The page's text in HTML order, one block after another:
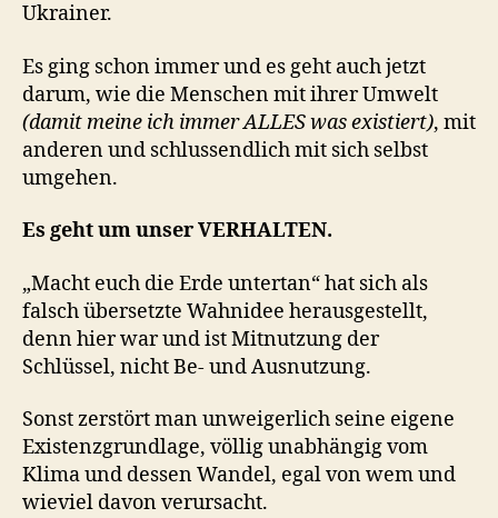
Ukrainer.
Es ging schon immer und es geht auch jetzt
darum, wie die Menschen mit ihrer Umwelt
(damit meine ich immer ALLES was existiert), mit
anderen und schlussendlich mit sich selbst
umgehen.
Es geht um unser VERHALTEN.
„Macht euch die Erde untertan“ hat sich als
falsch übersetzte Wahnidee herausgestellt,
denn hier war und ist Mitnutzung der
Schlüssel, nicht Be- und Ausnutzung.
Sonst zerstört man unweigerlich seine eigene
Existenzgrundlage, völlig unabhängig vom
Klima und dessen Wandel, egal von wem und
wieviel davon verursacht.